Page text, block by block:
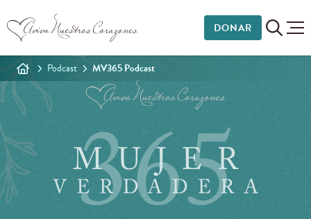
DONAR
Podcast MV365 Podcast